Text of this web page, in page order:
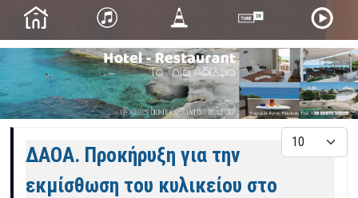
Άρθρα
ΔΑΟΑ. Προκήρυξη για την
εκμίσθωση του κυλικείου στο